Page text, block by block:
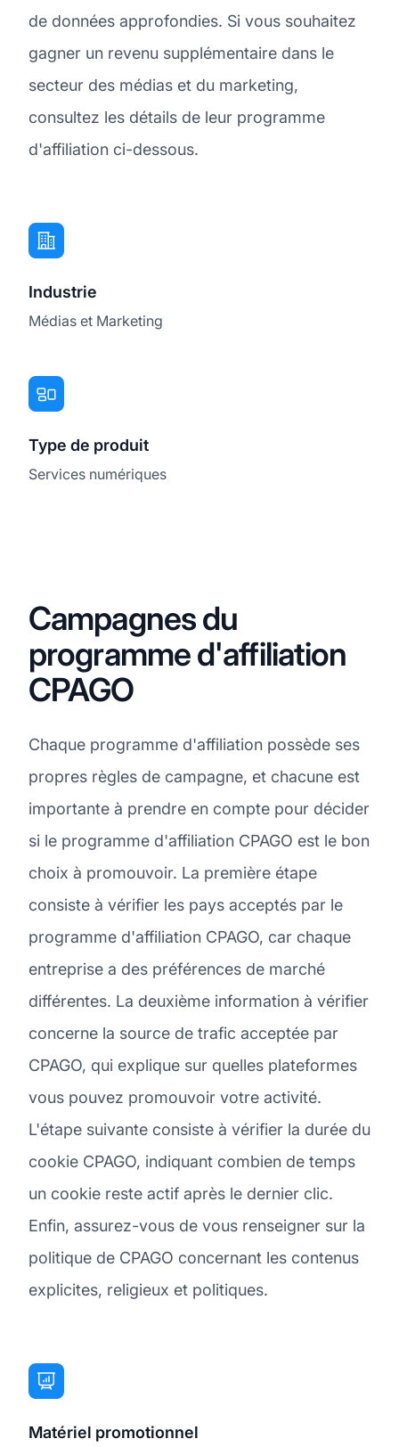
de données approfondies. Si vous souhaitez
gagner un revenu supplémentaire dans le
secteur des médias et du marketing,
consultez les détails de leur programme
d'affiliation ci-dessous.
Industrie
Médias et Marketing
Type de produit
Services numériques
Campagnes du
programme d'affiliation
CPAGO
Chaque programme d'affiliation possède ses
propres règles de campagne, et chacune est
importante à prendre en compte pour décider
si le programme d'affiliation CPAGO est le bon
choix à promouvoir. La première étape
consiste à vérifier les pays acceptés par le
programme d'affiliation CPAGO, car chaque
entreprise a des préférences de marché
différentes. La deuxième information à vérifier
concerne la source de trafic acceptée par
CPAGO, qui explique sur quelles plateformes
vous pouvez promouvoir votre activité.
L'étape suivante consiste à vérifier la durée du
cookie CPAGO, indiquant combien de temps
un cookie reste actif après le dernier clic.
Enfin, assurez-vous de vous renseigner sur la
politique de CPAGO concernant les contenus
explicites, religieux et politiques.
Matériel promotionnel